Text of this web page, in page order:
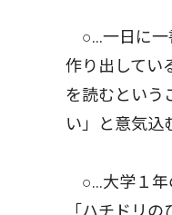
○…一日に一
作り出してい
を読むという
い」と意気込
○…大学１年
「ハチドリ